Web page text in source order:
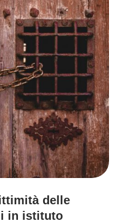
delle
in istituto